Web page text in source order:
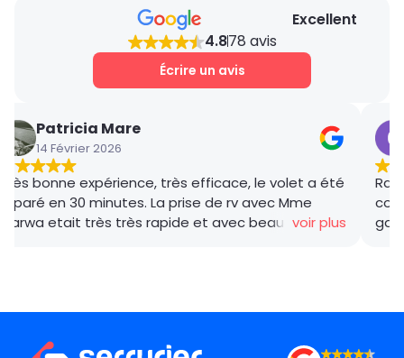
Excellent
4.878 avis
Écrire un avis
Patricia Mare
14 Février 2026
Très bonne expérience, très efficace, le volet a été
réparé en 30 minutes. La prise de rv avec Mme
Marwa etait très très rapide et avec beaucoup de
voir plus